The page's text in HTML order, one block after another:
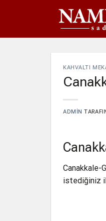
KAHVALTI
ADMIN
Canakkale-
istediğiniz